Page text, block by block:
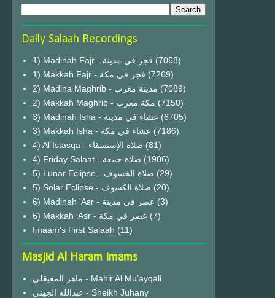
Daily Salaah Recordings
1) Madinah Fajr - فجر في مدينة (7068)
1) Makkah Fajr - فجر في مكة (7269)
2) Madina Maghrib - مدينة مغرب (7089)
2) Makkah Maghrib - مكة مغرب (7150)
3) Madinah Isha - عشاء في مدينة (6705)
3) Makkah Isha - عشاء في مكة (7186)
4) Al Istasqa - صلاة الإستسقاء (81)
4) Friday Salaat - صلاة جمعة (1906)
5) Lunar Eclipse - صلاة الخسوف (29)
(20)
6) Madinah 'Asr - عصر في مدينة (3)
6) Makkah 'Asr - عصر في مكة (7)
Imaam's First Salaah (11)
Masjid Al Haram Imams
ماهر المعيقلي - Mahir Al Mu'ayqali
عبدالله الجهني - Sheikh Juhany